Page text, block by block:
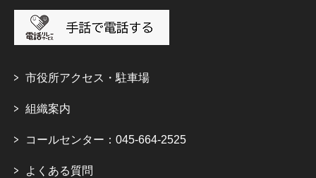
市役所アクセス・駐車場
組織案内
コールセンター：045-664-2525
よくある質問